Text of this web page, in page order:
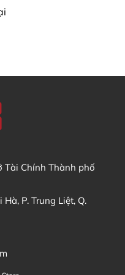
xác không?
cùng với GB
KHÔNG
Order thì xem ở đâu?
Tài Chính Thành phố
P. Trung Liệt, Q.